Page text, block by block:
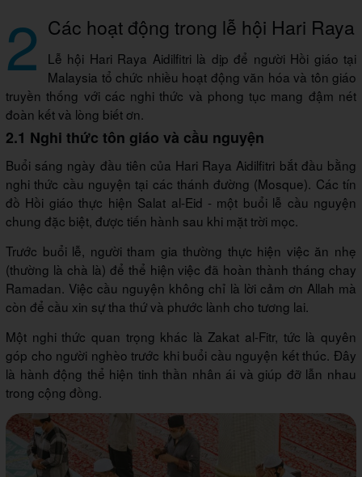
2 Các hoạt động trong lễ hội Hari Raya
Lễ hội Hari Raya Aidilfitri là dịp để người Hồi giáo tại
Malaysia tổ chức nhiều hoạt động văn hóa và tôn giáo
truyền thống với các nghi thức và phong tục mang đậm nét
đoàn kết và lòng biết ơn.
2.1 Nghi thức tôn giáo và cầu nguyện
Buổi sáng ngày đầu tiên của Hari Raya Aidilfitri bắt đầu bằng
nghi thức cầu nguyện tại các thánh đường (Mosque). Các tín
đồ Hồi giáo thực hiện Salat al-Eid - một buổi lễ cầu nguyện
chung đặc biệt, được tiến hành sau khi mặt trời mọc.
Trước buổi lễ, người tham gia thường thực hiện việc ăn nhẹ
(thường là chà là) để thể hiện việc đã hoàn thành tháng chay
Ramadan. Việc cầu nguyện không chỉ là lời cảm ơn Allah mà
còn để cầu xin sự tha thứ và phước lành cho tương lai.
Một nghi thức quan trọng khác là Zakat al-Fitr, tức là quyên
góp cho người nghèo trước khi buổi cầu nguyện kết thúc. Đây
là hành động thể hiện tinh thần nhân ái và giúp đỡ lẫn nhau
trong cộng đồng.